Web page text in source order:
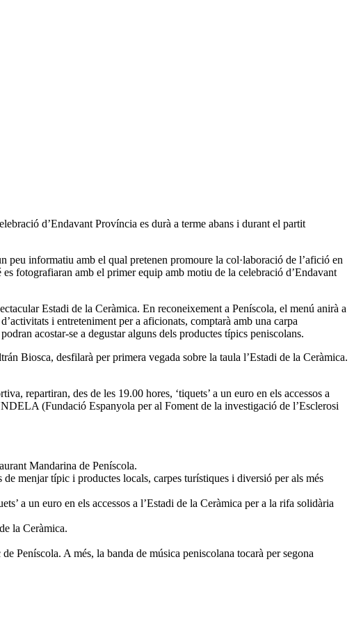
d’Endavant Província es durà a terme abans i durant el partit
peu informatiu amb el qual pretenen promoure la col·laboració de l’afició en
fotografiaran amb el primer equip amb motiu de la celebració d’Endavant
Estadi de la Ceràmica. En reconeixement a Peníscola, el menú anirà a
i entreteniment per a aficionats, comptarà amb una carpa
acostar-se a degustar alguns dels productes típics peniscolans.
Biosca, desfilarà per primera vegada sobre la taula l’Estadi de la Ceràmica.
repartiran, des de les 19.00 hores, ‘tiquets’ a un euro en els accessos a
(Fundació Espanyola per al Foment de la investigació de l’Esclerosi
Mandarina de Peníscola.
menjar típic i productes locals, carpes turístiques i diversió per als més
a un euro en els accessos a l’Estadi de la Ceràmica per a la rifa solidària
la Ceràmica.
Peníscola. A més, la banda de música peniscolana tocarà per segona